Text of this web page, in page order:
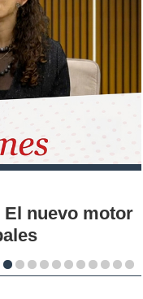
y Red de
alianza para
los territorios